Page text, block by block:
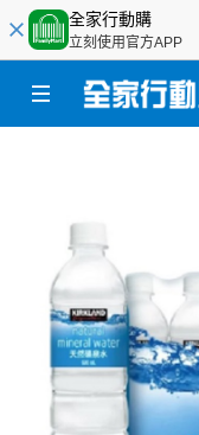
全家行動購
立刻使用官方APP